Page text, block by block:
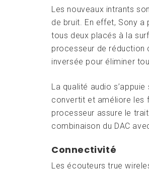
Les nouveaux intrants
de bruit. En effet, Sony a
tous deux placés à la
processeur de réduction
inversée pour éliminer
La qualité audio
convertit et améliore les
processeur assure le
combinaison du DAC
Connectivité
Les écouteurs true